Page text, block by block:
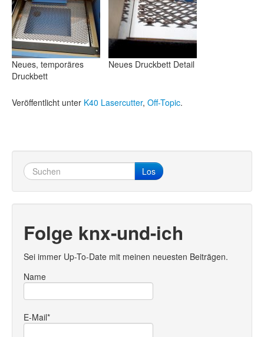
Neues, temporäres
Druckbett
Neues Druckbett Detail
Veröffentlicht unter K40 Lasercutter, Off-Topic.
Los
Folge knx-und-ich
Sei immer Up-To-Date mit meinen neuesten Beiträgen.
Name
E-Mail*